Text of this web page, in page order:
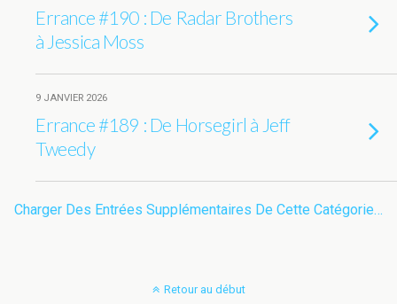
Errance #190 : De Radar Brothers
à Jessica Moss
9 JANVIER 2026
Errance #189 : De Horsegirl à Jeff
Tweedy
Charger Des Entrées Supplémentaires De Cette Catégorie…
Retour au début